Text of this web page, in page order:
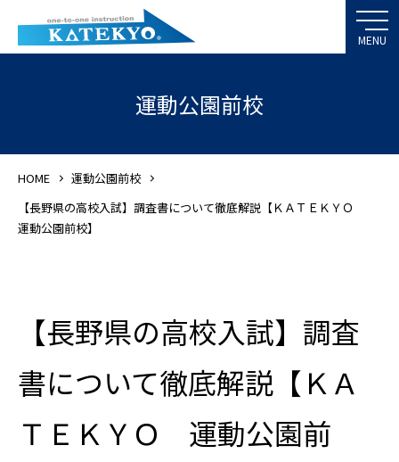
運動公園前校
HOME
運動公園前校
【長野県の高校入試】調査書について徹底解説【ＫＡＴＥＫＹＯ
運動公園前校】
【長野県の高校入試】調査
書について徹底解説【ＫＡ
ＴＥＫＹＯ 運動公園前